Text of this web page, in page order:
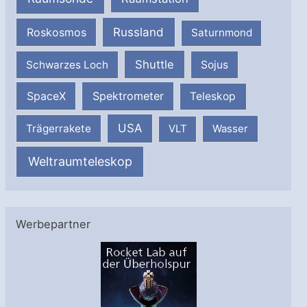
Roskosmos Russland Saturnmond
Schwarzes Loch Shuttle Sojus
SpaceX Spektrometer Teleskop
Trägerrakete USA VLT Wasser
Weltraumteleskop
Werbepartner